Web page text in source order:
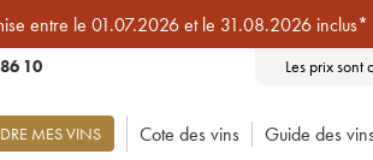
entre le 01.07.2026 et le 31.08.2026 inclus*
10 Les prix sont
MES VINS Cote des vins Guide des vins